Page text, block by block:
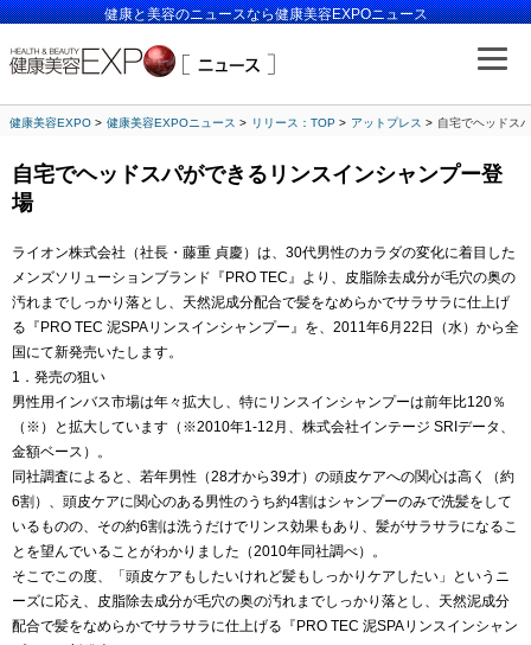
健康と美容のニュースなら健康美容EXPOニュース
健康美容EXPO 健康美容EXPOニュース リリース：TOP アットプレス 自宅でヘッドス
自宅でヘッドスパができるリンスインシャンプー登
場
ライオン株式会社（社長・藤重 貞慶）は、30代男性のカラダの変化に着目した
メンズソリューションブランド『PRO TEC』より、皮脂除去成分が毛穴の奥の
汚れまでしっかり落とし、天然泥成分配合で髪をなめらかでサラサラに仕上げ
る『PRO TEC 泥SPAリンスインシャンプー』を、2011年6月22日（水）から全
国にて新発売いたします。
1．発売の狙い
男性用インバス市場は年々拡大し、特にリンスインシャンプーは前年比120％
（※）と拡大しています（※2010年1-12月、株式会社インテージ SRIデータ、
金額ベース）。
同社調査によると、若年男性（28才から39才）の頭皮ケアへの関心は高く（約
6割）、頭皮ケアに関心のある男性のうち約4割はシャンプーのみで洗髪をして
いるものの、その約6割は洗うだけでリンス効果もあり、髪がサラサラになるこ
とを望んでいることがわかりました（2010年同社調べ）。
そこでこの度、「頭皮ケアもしたいけれど髪もしっかりケアしたい」というニ
ーズに応え、皮脂除去成分が毛穴の奥の汚れまでしっかり落とし、天然泥成分
配合で髪をなめらかでサラサラに仕上げる『PRO TEC 泥SPAリンスインシャン